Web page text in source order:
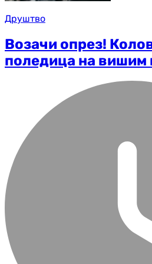
Друштво
Возачи опрез!
поледица на вишим